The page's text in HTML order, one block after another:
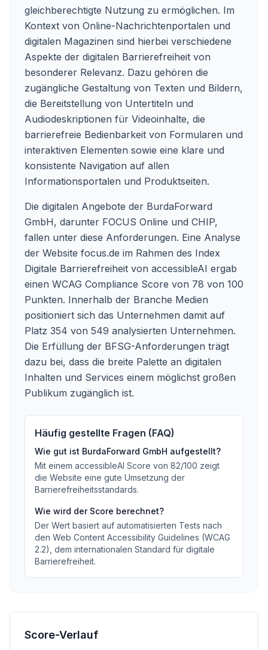
gleichberechtigte Nutzung zu ermöglichen. Im
Kontext von Online-Nachrichtenportalen und
digitalen Magazinen sind hierbei verschiedene
Aspekte der digitalen Barrierefreiheit von
besonderer Relevanz. Dazu gehören die
zugängliche Gestaltung von Texten und Bildern,
die Bereitstellung von Untertiteln und
Audiodeskriptionen für Videoinhalte, die
barrierefreie Bedienbarkeit von Formularen und
interaktiven Elementen sowie eine klare und
konsistente Navigation auf allen
Informationsportalen und Produktseiten.
Die digitalen Angebote der BurdaForward
GmbH, darunter FOCUS Online und CHIP,
fallen unter diese Anforderungen. Eine Analyse
der Website focus.de im Rahmen des Index
Digitale Barrierefreiheit von accessibleAI ergab
einen WCAG Compliance Score von 78 von 100
Punkten. Innerhalb der Branche Medien
positioniert sich das Unternehmen damit auf
Platz 354 von 549 analysierten Unternehmen.
Die Erfüllung der BFSG-Anforderungen trägt
dazu bei, dass die breite Palette an digitalen
Inhalten und Services einem möglichst großen
Publikum zugänglich ist.
Häufig gestellte Fragen (FAQ)
Wie gut ist BurdaForward GmbH aufgestellt?
Mit einem accessibleAI Score von 82/100 zeigt
die Website eine gute Umsetzung der
Barrierefreiheitsstandards.
Wie wird der Score berechnet?
Der Wert basiert auf automatisierten Tests nach
den Web Content Accessibility Guidelines (WCAG
2.2), dem internationalen Standard für digitale
Barrierefreiheit.
Score-Verlauf